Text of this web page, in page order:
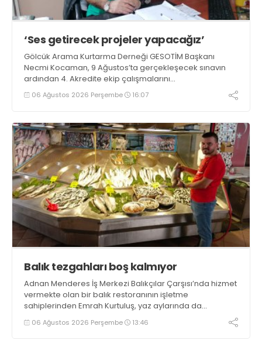
‘Ses getirecek projeler yapacağız’
Gölcük Arama Kurtarma Derneği GESOTİM Başkanı
Necmi Kocaman, 9 Ağustos’ta gerçekleşecek sınavın
ardından 4. Akredite ekip çalışmalarını
tamamlayacaklarını ifade ederek açıklamalarda
bulundu. Kocaman, “Gölcük’te ve Kocaeli genelinde ses
06 Ağustos 2026 Perşembe 16:07
Balık tezgahları boş kalmıyor
Adnan Menderes İş Merkezi Balıkçılar Çarşısı’nda hizmet
vermekte olan bir balık restoranının işletme
sahiplerinden Emrah Kurtuluş, yaz aylarında da
tezgahlarda taze balık bulunduğunu ifade ederek “Yıl
boyunca tezgahlarda taze balık bulmak mümkün
06 Ağustos 2026 Perşembe 13:46